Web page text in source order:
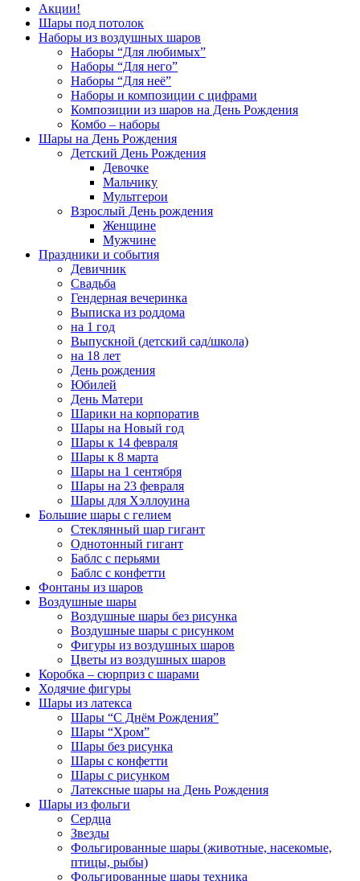
Акции!
Шары под потолок
Наборы из воздушных шаров
Наборы “Для любимых”
Наборы “Для него”
Наборы “Для неё”
Наборы и композиции с цифрами
Композиции из шаров на День Рождения
Комбо – наборы
Шары на День Рождения
Детский День Рождения
Девочке
Мальчику
Мультгерои
Взрослый День рождения
Женщине
Мужчине
Праздники и события
Девичник
Свадьба
Гендерная вечеринка
Выписка из роддома
на 1 год
Выпускной (детский сад/школа)
на 18 лет
День рождения
Юбилей
День Матери
Шарики на корпоратив
Шары на Новый год
Шары к 14 февраля
Шары к 8 марта
Шары на 1 сентября
Шары на 23 февраля
Шары для Хэллоуина
Большие шары с гелием
Стеклянный шар гигант
Однотонный гигант
Баблс с перьями
Баблс с конфетти
Фонтаны из шаров
Воздушные шары
Воздушные шары без рисунка
Воздушные шары с рисунком
Фигуры из воздушных шаров
Цветы из воздушных шаров
Коробка – сюрприз с шарами
Ходячие фигуры
Шары из латекса
Шары “С Днём Рождения”
Шары “Хром”
Шары без рисунка
Шары с конфетти
Шары с рисунком
Латексные шары на День Рождения
Шары из фольги
Сердца
Звезды
Фольгированные шары (животные, насекомые,
птицы, рыбы)
Фольгированные шары техника